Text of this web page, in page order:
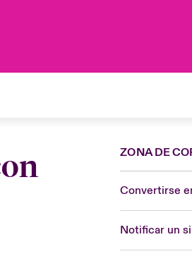
ZONA DE
Convertirse
Notificar un